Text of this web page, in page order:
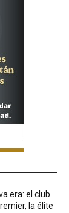
era: el club
la élite